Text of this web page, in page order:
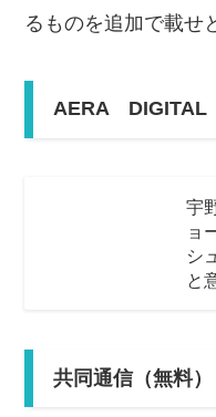
るものを追加で載せ
AERA DIGITAL
宇
ョ
シ
と
共同通信（無料）